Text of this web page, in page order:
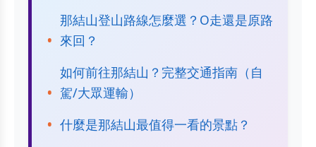
那結山登山路線怎麼選？O走還是原路
來回？
如何前往那結山？完整交通指南（自
駕/大眾運輸）
什麼是那結山最值得一看的景點？